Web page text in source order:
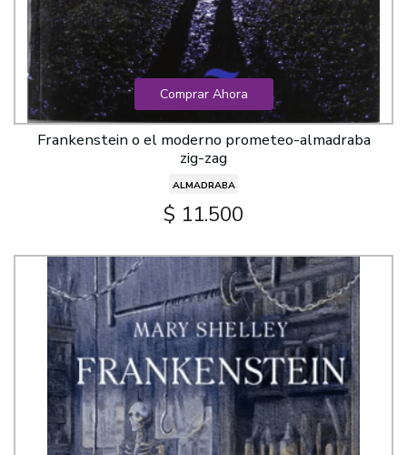
Comprar Ahora
Frankenstein o el moderno prometeo-almadraba
zig-zag
ALMADRABA
$ 11.500